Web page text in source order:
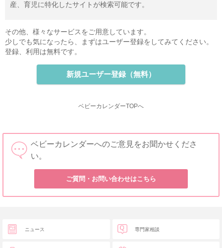
産、育児に特化したサイトが検索可能です。
その他、様々なサービスをご用意しています。
少しでも気になったら、まずはユーザー登録をしてみてください。
登録、利用は無料です。
新規ユーザー登録（無料）
ベビーカレンダーTOPへ
ベビーカレンダーへのご意見をお聞かせくださ
い。
ご質問・お問い合わせはこちら
ニュース 専門家相談